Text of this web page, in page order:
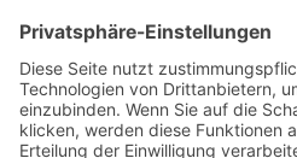
Für Beratende